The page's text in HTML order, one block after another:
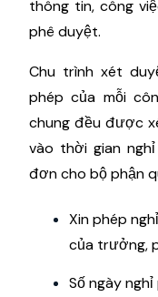
thông tin, công
phê duyệt.
Chu trình xét
phép của mỗi
chung đều được
vào thời gian
đơn cho bộ phận
Xin phép
của trưởng,
Số ngày